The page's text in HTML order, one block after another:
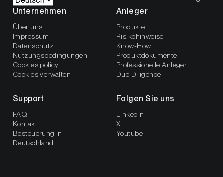
Unternehmen
Über uns
Impressum
Datenschutz
Nutzungsbedingungen
Cookies policy
Cookies verwalten
Anleger
Produkte
Risikohinweise
Know-How
Produktdokumente
Professionelle Anleger
Due Diligence
Support
FAQ
Kontakt
Besteuerung in
Deutschland
Folgen Sie uns
LinkedIn
X
Youtube